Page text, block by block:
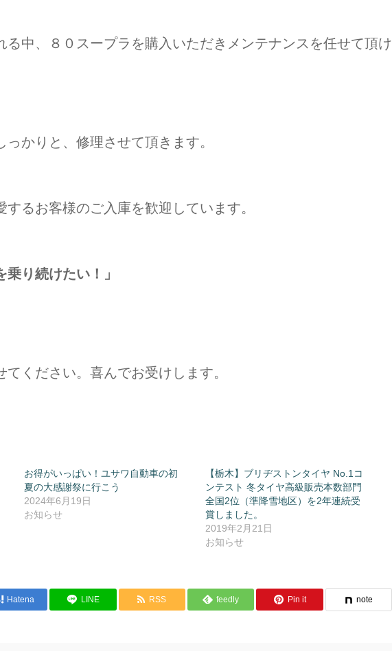
る中、８０スープラを購入いただきメンテナンスを任せて頂け
かりと、修理させて頂きます。
るお客様のご入庫を歓迎しています。
乗り続けたい！」
ください。喜んでお受けします。
お得がいっぱい！ユサワ自動車の初
夏の大感謝祭に行こう
2024年6月19日
お知らせ
【栃木】ブリヂストンタイヤ No.1コ
ンテスト 冬タイヤ高級販売本数部門
全国2位（準降雪地区）を2年連続受
賞しました。
2019年2月21日
お知らせ
Hatena LINE RSS feedly Pin it note